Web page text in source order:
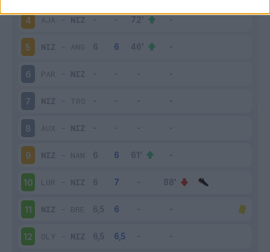
4 AJA - NIZ
5 NIZ - ANG
6 PAR - NIZ
7 NIZ - TRO
8 AUX - NIZ
9 NIZ - NAN
10 LOR - NIZ
11 NIZ - BRE
12 OLY - NIZ